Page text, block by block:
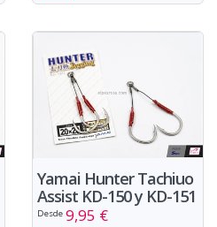
Yamai Hunter Tachiuo
Assist KD-150 y KD-151
Desde 9,95 €